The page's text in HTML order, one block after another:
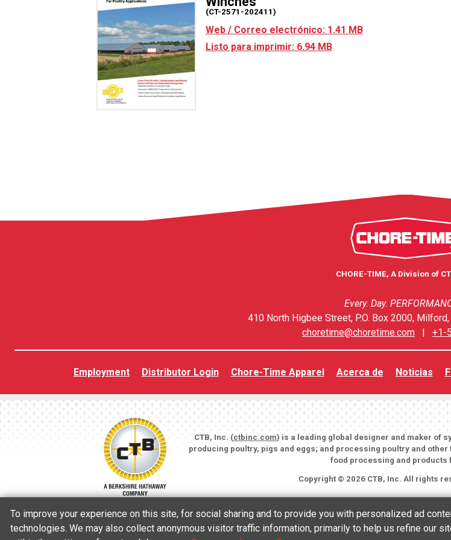
(CT-2571-202411)
Web / Correo electrónico: 1.41 MB
Listo para imprimir: 6.94 MB
CHORE-TIME, A Division of
Every. Day.
410 North Higbee Street, P.O. Box 2000,
choretime@choretime.com | +1-
Employment Distributor Login Chore-Time Apparel Acerca de Noticias
CTB, Inc. (ctbinc.com) is a leading global designer and maker of
producing poultry, pigs and eggs; and processing poultry and
food processing and
Copyright © 2026 CTB, Inc. All rights
To improve your experience on this site, for social sharing and to provide you with personalized ad
technologies. We may also collect anonymous visitor traffic information, primarily to help us refine our
English(Inglés)